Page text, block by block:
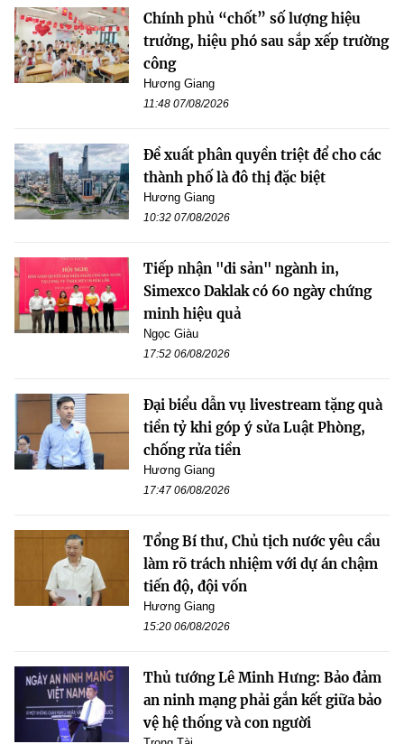
Chính phủ “chốt” số lượng hiệu
trưởng, hiệu phó sau sắp xếp trường
công
Hương Giang
11:48 07/08/2026
Đề xuất phân quyền triệt để cho các
thành phố là đô thị đặc biệt
Hương Giang
10:32 07/08/2026
Tiếp nhận "di sản" ngành in,
Simexco Daklak có 60 ngày chứng
minh hiệu quả
Ngọc Giàu
17:52 06/08/2026
Đại biểu dẫn vụ livestream tặng quà
tiền tỷ khi góp ý sửa Luật Phòng,
chống rửa tiền
Hương Giang
17:47 06/08/2026
Tổng Bí thư, Chủ tịch nước yêu cầu
làm rõ trách nhiệm với dự án chậm
tiến độ, đội vốn
Hương Giang
15:20 06/08/2026
Thủ tướng Lê Minh Hưng: Bảo đảm
an ninh mạng phải gắn kết giữa bảo
vệ hệ thống và con người